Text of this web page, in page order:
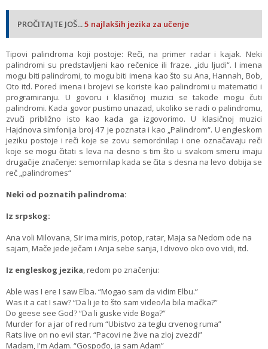
PROČITAJTE JOŠ...5 najlakših jezika za učenje
Tipovi palindroma koji postoje: Reči, na primer radar i kajak. Neki
palindromi su predstavljeni kao rečenice ili fraze. „idu ljudi“. I imena
mogu biti palindromi, to mogu biti imena kao što su Ana, Hannah, Bob,
Oto itd. Pored imena i brojevi se koriste kao palindromi u matematici i
programiranju. U govoru i klasičnoj muzici se takođe mogu čuti
palindromi. Kada govor pustimo unazad, ukoliko se radi o palindromu,
zvuči približno isto kao kada ga izgovorimo. U klasičnoj muzici
Hajdnova simfonija broj 47 je poznata i kao „Palindrom“. U engleskom
jeziku postoje i reči koje se zovu semordnilap i one označavaju reči
koje se mogu čitati s leva na desno s tim što u svakom smeru imaju
drugačije značenje: semornilap kada se čita s desna na levo dobija se
reč „palindromes“
Neki od poznatih palindroma:
Iz srpskog:
Ana voli Milovana, Sir ima miris, potop, ratar, Maja sa Nedom ode na
sajam, Mače jede ječam i Anja sebe sanja, I divovo oko ovo vidi, itd.
Iz engleskog jezika, redom po značenju:
Able was I ere I saw Elba. “Mogao sam da vidim Elbu.”
Was it a cat I saw? “Da li je to što sam video/la bila mačka?”
Do geese see God? “Da li guske vide Boga?”
Murder for a jar of red rum “Ubistvo za teglu crvenog ruma”
Rats live on no evil star. “Pacovi ne žive na zloj zvezdi”
Madam, I'm Adam. “Gospođo, ja sam Adam”